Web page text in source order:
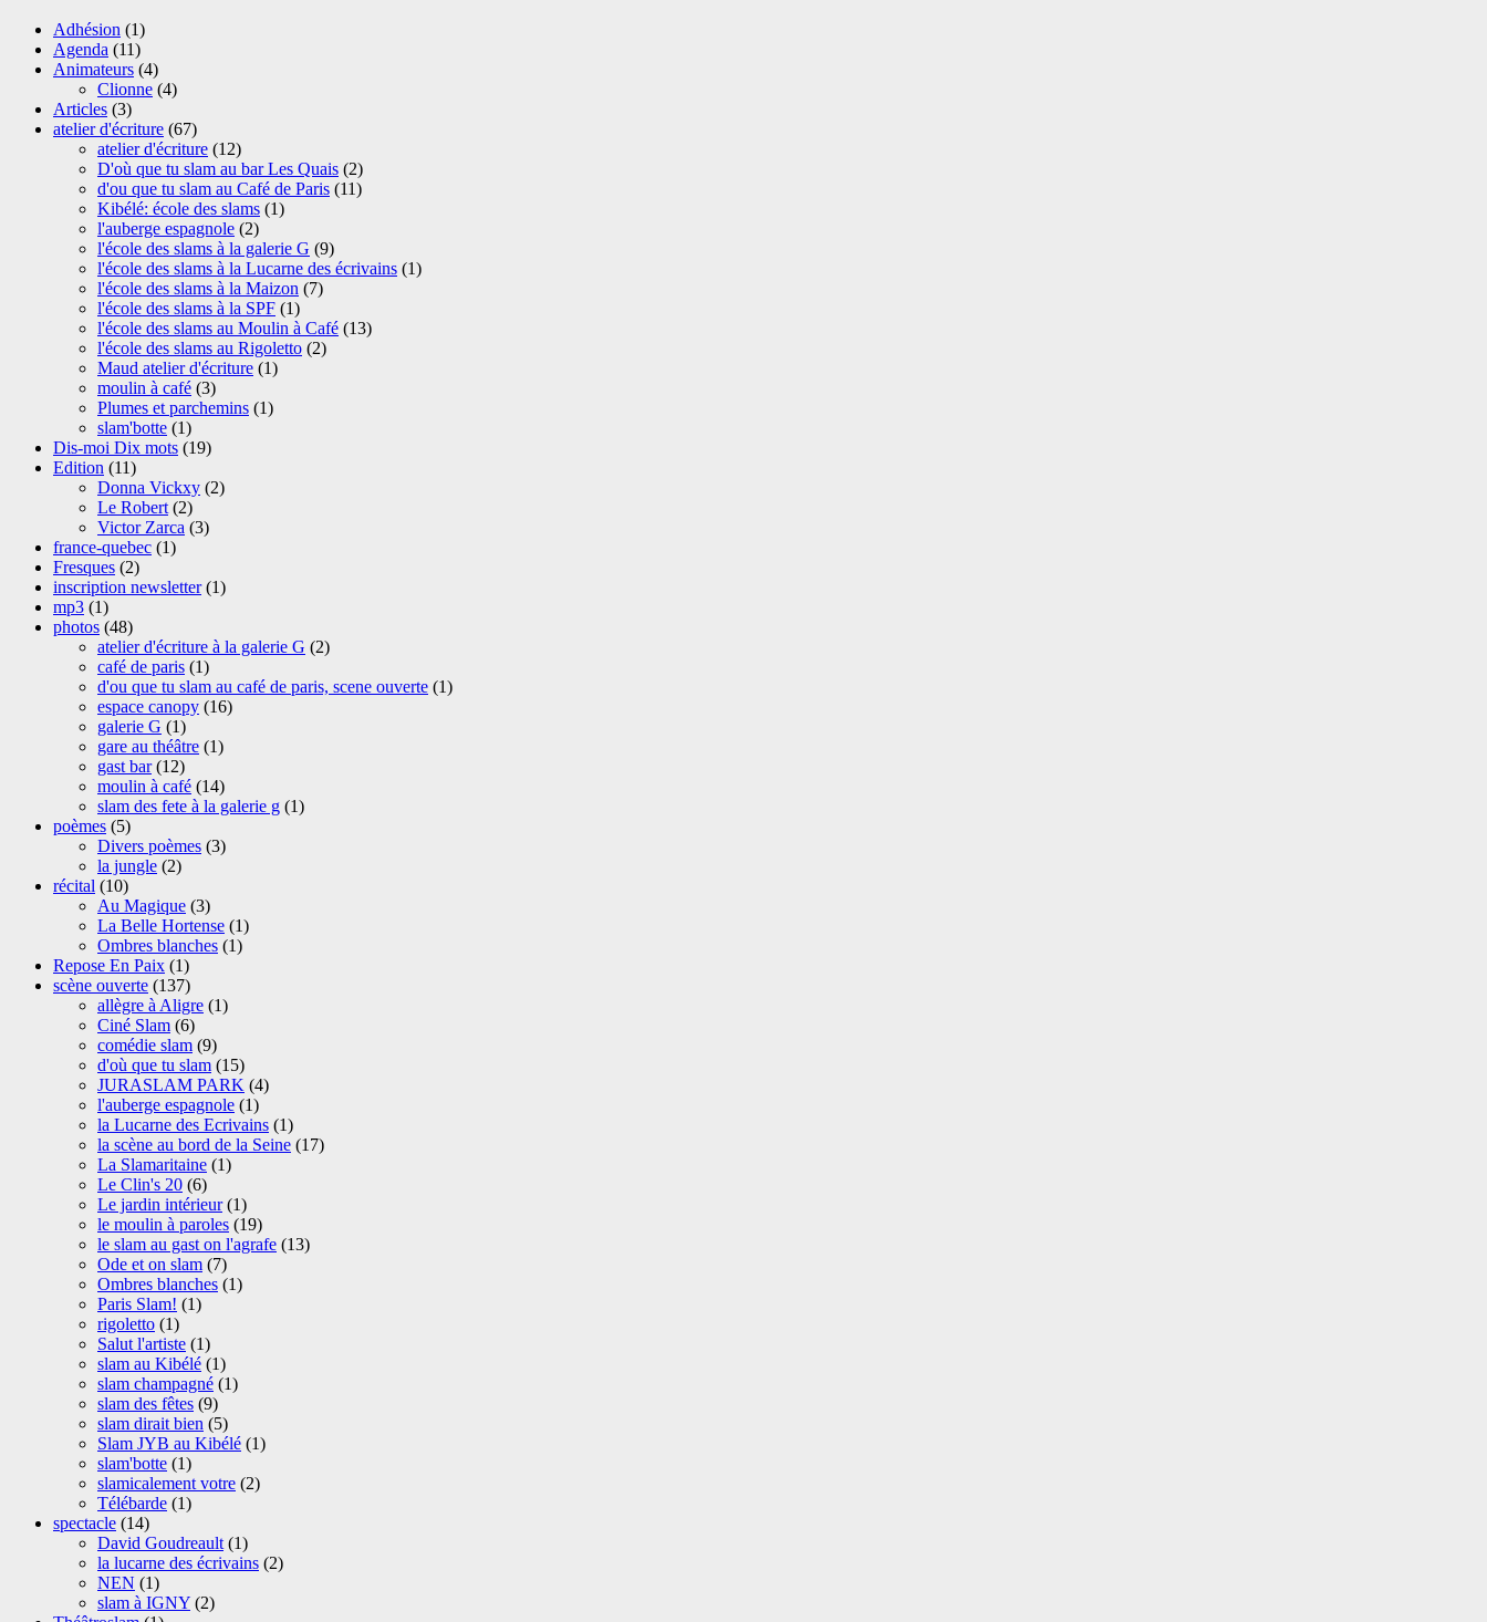
Adhésion (1)
Agenda (11)
Animateurs (4)
Clionne (4)
Articles (3)
atelier d'écriture (67)
atelier d'écriture (12)
D'où que tu slam au bar Les Quais (2)
d'ou que tu slam au Café de Paris (11)
Kibélé: école des slams (1)
l'auberge espagnole (2)
l'école des slams à la galerie G (9)
l'école des slams à la Lucarne des écrivains (1)
l'école des slams à la Maizon (7)
l'école des slams à la SPF (1)
l'école des slams au Moulin à Café (13)
l'école des slams au Rigoletto (2)
Maud atelier d'écriture (1)
moulin à café (3)
Plumes et parchemins (1)
slam'botte (1)
Dis-moi Dix mots (19)
Edition (11)
Donna Vickxy (2)
Le Robert (2)
Victor Zarca (3)
france-quebec (1)
Fresques (2)
inscription newsletter(1)
mp3 (1)
photos (48)
atelier d'écriture à la galerie G (2)
café de paris (1)
d'ou que tu slam au café de paris, scene ouverte (1)
espace canopy (16)
galerie G (1)
gare au théâtre (1)
gast bar(12)
moulin à café (14)
slam des fete à la galerie g (1)
poèmes (5)
Divers poèmes (3)
la jungle (2)
récital (10)
Au Magique (3)
La Belle Hortense (1)
Ombres blanches (1)
Repose En Paix (1)
scène ouverte (137)
allègre à Aligre (1)
Ciné Slam (6)
comédie slam (9)
d'où que tu slam (15)
JURASLAM PARK (4)
l'auberge espagnole (1)
la Lucarne des Ecrivains (1)
la scène au bord de la Seine (17)
La Slamaritaine (1)
Le Clin's 20 (6)
Le jardin intérieur(1)
le moulin à paroles (19)
le slam au gast on l'agrafe (13)
Ode et on slam (7)
Ombres blanches (1)
Paris Slam! (1)
rigoletto (1)
Salut l'artiste (1)
slam au Kibélé (1)
slam champagné (1)
slam des fêtes (9)
slam dirait bien (5)
Slam JYB au Kibélé (1)
slam'botte (1)
slamicalement votre (2)
Télébarde (1)
spectacle (14)
David Goudreault (1)
la lucarne des écrivains (2)
NEN (1)
slam à IGNY (2)